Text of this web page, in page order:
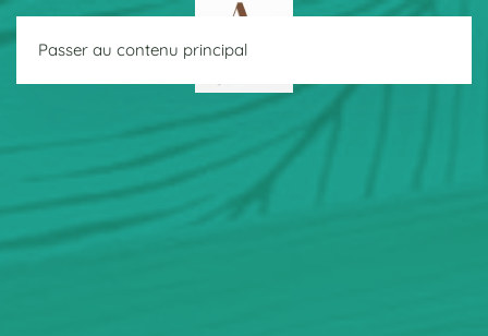
Passer au contenu principal